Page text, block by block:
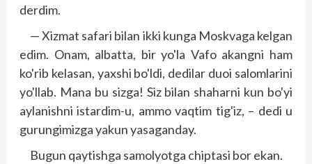
derdim.
— Xizmat safari bilan ikki kunga Moskvaga kelgan
edim. Onam, albatta, bir yo'la Vafo akangni ham
ko'rib kelasan, yaxshi bo'ldi, dedilar duoi salomlarini
yo'llab. Mana bu sizga! Siz bilan shaharni kun bo'yi
aylanishni istardim-u, ammo vaqtim tig'iz, – dedi u
gurungimizga yakun yasaganday.
Bugun qaytishga samolyotga chiptasi bor ekan.